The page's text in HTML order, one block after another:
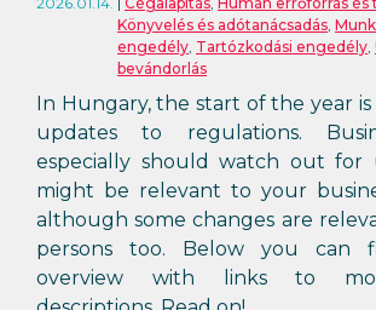
Könyvelés és adótanácsadás,
engedély, Tartózkodási engedély,
bevándorlás
In Hungary, the start of the year
updates to regulations.
especially should watch out for
might be relevant to your
although some changes are
persons too. Below you can
overview with links to